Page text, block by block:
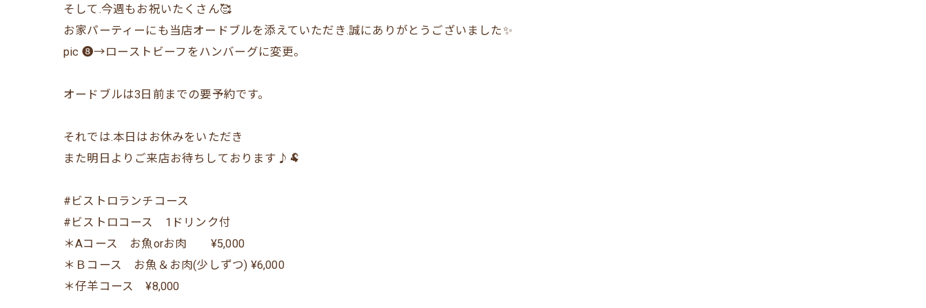
そして.今週もお祝いたくさん🥰
お家パーティーにも当店オードブルを添えていただき.誠にありがとうございました✨
pic ❽→ローストビーフをハンバーグに変更。
オードブルは3日前までの要予約です。
それでは.本日はお休みをいただき
また明日よりご来店お待ちしております♪🐏
#ビストロランチコース
#ビストロコース 1ドリンク付
＊Aコース お魚orお肉 ¥5,000
＊Ｂコース お魚＆お肉(少しずつ) ¥6,000
＊仔羊コース ¥8,000